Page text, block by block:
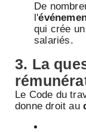
De
l'
qui crée
salariés.
3. La
Le Code du
donne droit au